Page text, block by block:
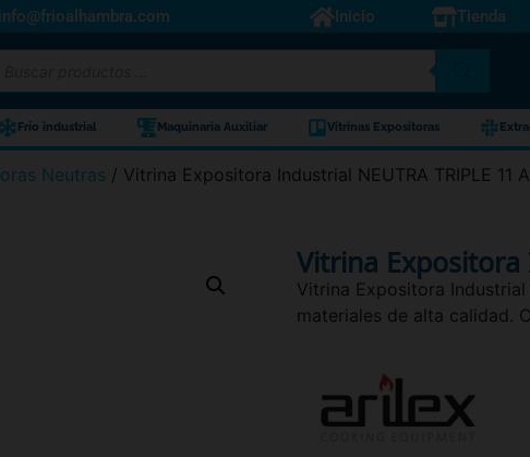
info@frioalhambra.com Inicio Tienda
Frío industrial Maquinaria Auxiliar Vitrinas Expositoras
Neutras / Vitrina Expositora Industrial NEUTRA TRIPLE 11
Vitrina Expositora
Vitrina Expositora Industrial
materiales de alta calidad.